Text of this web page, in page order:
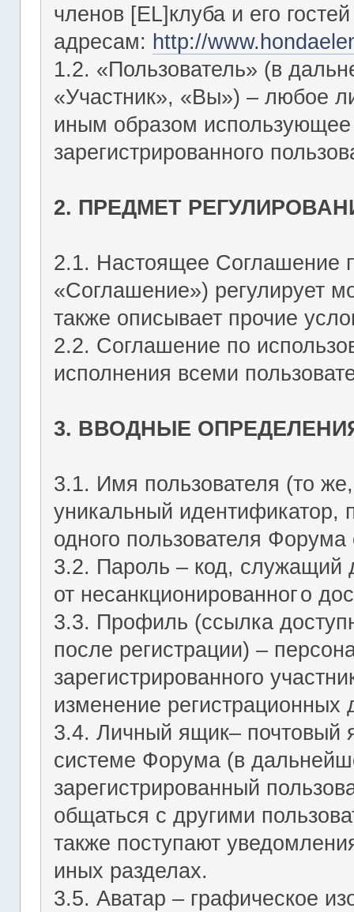
членов [EL]клуба и его
адресам: http://
1.2. «Пользователь» (в
«Участник», «Вы») – любое
иным образом использующее
зарегистрированного
2. ПРЕДМЕТ
2.1. Настоящее Соглашение
«Соглашение») регулирует
также описывает прочие
2.2. Соглашение по
исполнения всеми
3. ВВОДНЫЕ
3.1. Имя пользователя (то
уникальный идентификатор,
одного пользователя Форума
3.2. Пароль – код, служащий
от несанкционированного
3.3. Профиль (ссылка
после регистрации) –
зарегистрированного
изменение регистрационных
3.4. Личный ящик– почтовый
системе Форума (в
зарегистрированный
общаться с другими
также поступают
иных разделах.
3.5. Аватар – графическое